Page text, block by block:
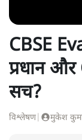
CBSE
प्रधान
सच?
विश्लेषण| मुकेश